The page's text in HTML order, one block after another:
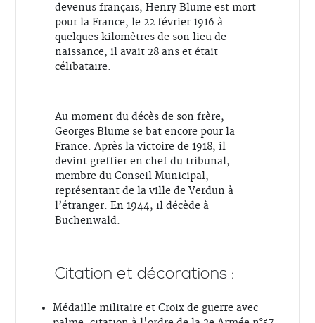
devenus français, Henry Blume est mort
pour la France, le 22 février 1916 à
quelques kilomètres de son lieu de
naissance, il avait 28 ans et était
célibataire.
Au moment du décès de son frère,
Georges Blume se bat encore pour la
France. Après la victoire de 1918, il
devint greffier en chef du tribunal,
membre du Conseil Municipal,
représentant de la ville de Verdun à
l’étranger. En 1944, il décède à
Buchenwald.
Citation et décorations :
Médaille militaire et Croix de guerre avec